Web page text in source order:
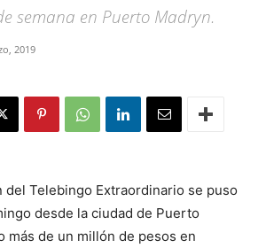
semana en Puerto Madryn.
2019
del Telebingo Extraordinario se puso
desde la ciudad de Puerto
más de un millón de pesos en